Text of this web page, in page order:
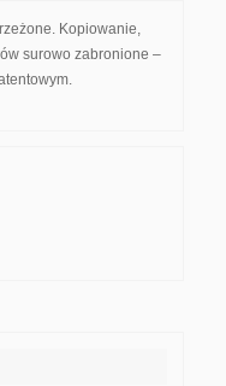
Kopiowanie,
surowo zabronione –